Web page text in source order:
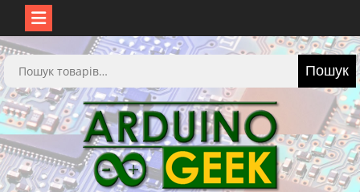
Перейти
до
вмісту
Шукати: Пошук